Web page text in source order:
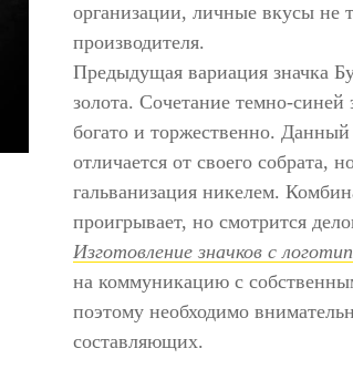
организации, личные вкусы не
производителя.
Предыдущая вариация значка
золота. Сочетание темно-
богато и торжественно.
отличается от своего собрата,
гальванизация никелем.
проигрывает, но смотрится
Изготовление значков с
на коммуникацию с
поэтому необходимо
составляющих.